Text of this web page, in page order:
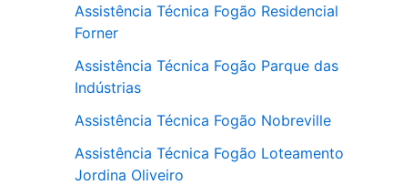
Assistência Técnica Fogão Residencial
Forner
Assistência Técnica Fogão Parque das
Indústrias
Assistência Técnica Fogão Nobreville
Assistência Técnica Fogão Loteamento
Jordina Oliveiro